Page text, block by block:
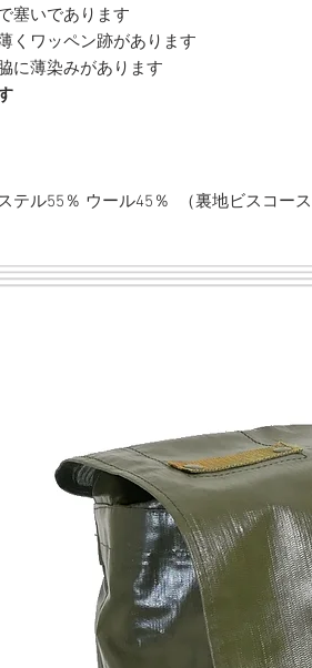
塞いであります
くワッペン跡があります
に薄染みがあります
テル55％ ウール45％ （裏地ビスコース